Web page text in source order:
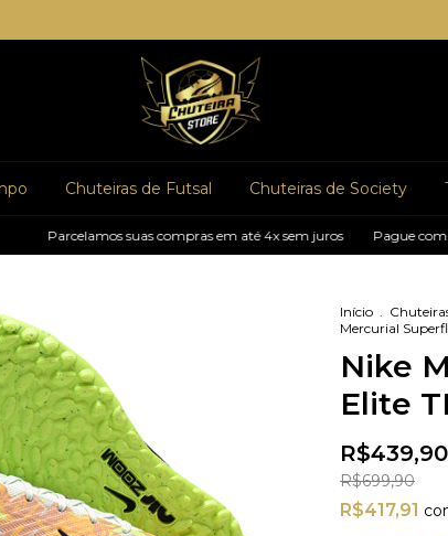
Chuteiras de Futsal Chuteiras de Society
suas compras em até 4x sem juros Pague com pix e
Início
Mercurial
Nike
Elite
R$439,90
R$699,90
R$417,91